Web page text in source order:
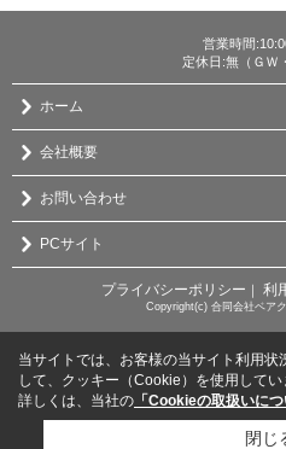
営業時間
定休日:無（ＧＷ
ホーム
会社概要
お問い合わせ
PCサイト
プライバシーポリシー ｜ 利
Copyright(c) 合同会社ベア
当サイトでは、お客様の当サイト利用状
して、クッキー（Cookie）を使用してい
詳しくは、当社の 「Cookieの取扱いにつ
閉じ